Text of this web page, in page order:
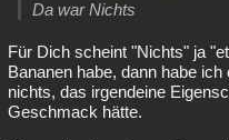
Da war Nichts
Für Dich scheint "Nichts" ja
Bananen habe, dann habe
nichts, das irgendeine
Geschmack hätte.